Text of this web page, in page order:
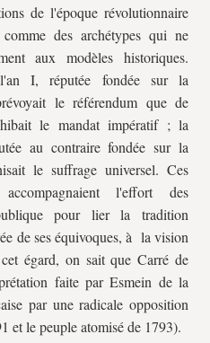
de l'époque révolutionnaire
des archétypes qui ne
aux modèles historiques.
I, réputée fondée sur la
le référendum que de
le mandat impératif ; la
au contraire fondée sur la
le suffrage universel. Ces
accompagnaient l'effort des
pour lier la tradition
de ses équivoques, à la vision
égard, on sait que Carré de
faite par Esmein de la
par une radicale opposition
et le peuple atomisé de 1793).